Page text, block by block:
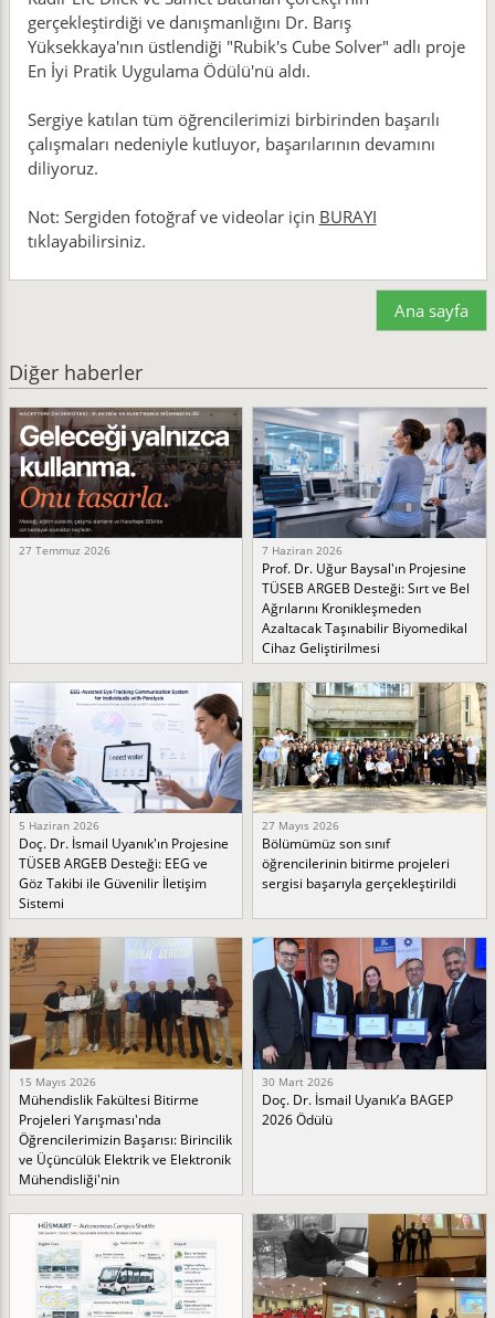
gerçekleştirdiği ve danışmanlığını Dr. Barış
Yüksekkaya'nın üstlendiği "Rubik's Cube Solver" adlı proje
En İyi Pratik Uygulama Ödülü'nü aldı.
Sergiye katılan tüm öğrencilerimizi birbirinden başarılı
çalışmaları nedeniyle kutluyor, başarılarının devamını
diliyoruz.
Not: Sergiden fotoğraf ve videolar için BURAYI
tıklayabilirsiniz.
Ana sayfa
Diğer haberler
27 Temmuz 2026 7 Haziran 2026
Prof. Dr. Uğur Baysal'ın Projesine
TÜSEB ARGEB Desteği: Sırt ve Bel
Ağrılarını Kronikleşmeden
Azaltacak Taşınabilir Biyomedikal
Cihaz Geliştirilmesi
5 Haziran 2026
Doç. Dr. İsmail Uyanık'ın Projesine
TÜSEB ARGEB Desteği: EEG ve
Göz Takibi ile Güvenilir İletişim
Sistemi
27 Mayıs 2026
Bölümümüz son sınıf
öğrencilerinin bitirme projeleri
sergisi başarıyla gerçekleştirildi
15 Mayıs 2026
Mühendislik Fakültesi Bitirme
Projeleri Yarışması'nda
Öğrencilerimizin Başarısı: Birincilik
ve Üçüncülük Elektrik ve Elektronik
Mühendisliği'nin
30 Mart 2026
Doç. Dr. İsmail Uyanık’a BAGEP
2026 Ödülü